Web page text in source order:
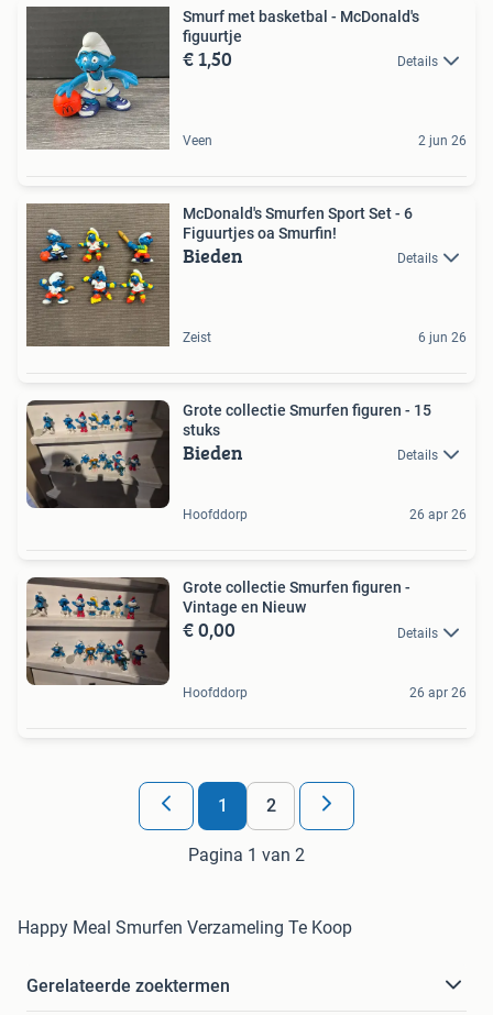
Smurf met basketbal - McDonald's
figuurtje
€ 1,50 Details
Veen 2 jun 26
McDonald's Smurfen Sport Set - 6
Figuurtjes oa Smurfin!
Bieden Details
Zeist 6 jun 26
Grote collectie Smurfen figuren - 15
stuks
Bieden Details
Hoofddorp 26 apr 26
Grote collectie Smurfen figuren -
Vintage en Nieuw
€ 0,00 Details
Hoofddorp 26 apr 26
1 2
Pagina 1 van 2
Happy Meal Smurfen Verzameling Te Koop
Gerelateerde zoektermen